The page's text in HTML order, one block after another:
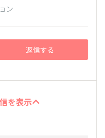
ン
返信する
を表示